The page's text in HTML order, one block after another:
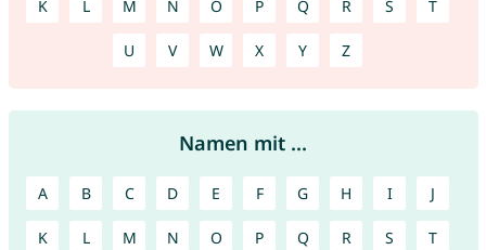
K L M N O P Q R S T
U V W X Y Z
Namen mit ...
A B C D E F G H I J
K L M N O P Q R S T